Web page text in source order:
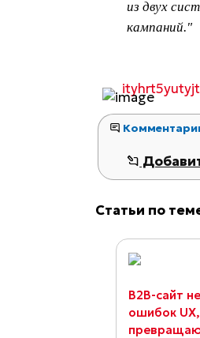
из двух
кампаний."
Статьи по
B2B-сайт
ошибок